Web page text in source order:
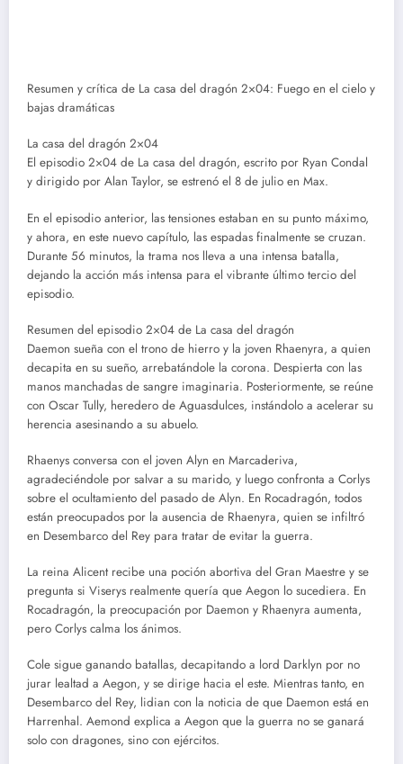
Resumen y crítica de La casa del dragón 2×04: Fuego en el cielo y
bajas dramáticas
La casa del dragón 2×04
El episodio 2×04 de La casa del dragón, escrito por Ryan Condal
y dirigido por Alan Taylor, se estrenó el 8 de julio en Max.
En el episodio anterior, las tensiones estaban en su punto máximo,
y ahora, en este nuevo capítulo, las espadas finalmente se cruzan.
Durante 56 minutos, la trama nos lleva a una intensa batalla,
dejando la acción más intensa para el vibrante último tercio del
episodio.
Resumen del episodio 2×04 de La casa del dragón
Daemon sueña con el trono de hierro y la joven Rhaenyra, a quien
decapita en su sueño, arrebatándole la corona. Despierta con las
manos manchadas de sangre imaginaria. Posteriormente, se reúne
con Oscar Tully, heredero de Aguasdulces, instándolo a acelerar su
herencia asesinando a su abuelo.
Rhaenys conversa con el joven Alyn en Marcaderiva,
agradeciéndole por salvar a su marido, y luego confronta a Corlys
sobre el ocultamiento del pasado de Alyn. En Rocadragón, todos
están preocupados por la ausencia de Rhaenyra, quien se infiltró
en Desembarco del Rey para tratar de evitar la guerra.
La reina Alicent recibe una poción abortiva del Gran Maestre y se
pregunta si Viserys realmente quería que Aegon lo sucediera. En
Rocadragón, la preocupación por Daemon y Rhaenyra aumenta,
pero Corlys calma los ánimos.
Cole sigue ganando batallas, decapitando a lord Darklyn por no
jurar lealtad a Aegon, y se dirige hacia el este. Mientras tanto, en
Desembarco del Rey, lidian con la noticia de que Daemon está en
Harrenhal. Aemond explica a Aegon que la guerra no se ganará
solo con dragones, sino con ejércitos.